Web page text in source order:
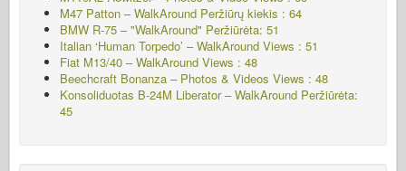
M47 Patton – WalkAround Peržiūrų kiekis : 64
BMW R-75 – "WalkAround" Peržiūrėta: 51
Italian ‘Human Torpedo’ – WalkAround Views : 51
Fiat M13/40 – WalkAround Views : 48
Beechcraft Bonanza – Photos & Videos Views : 48
Konsoliduotas B-24M Liberator – WalkAround Peržiūrėta:
45